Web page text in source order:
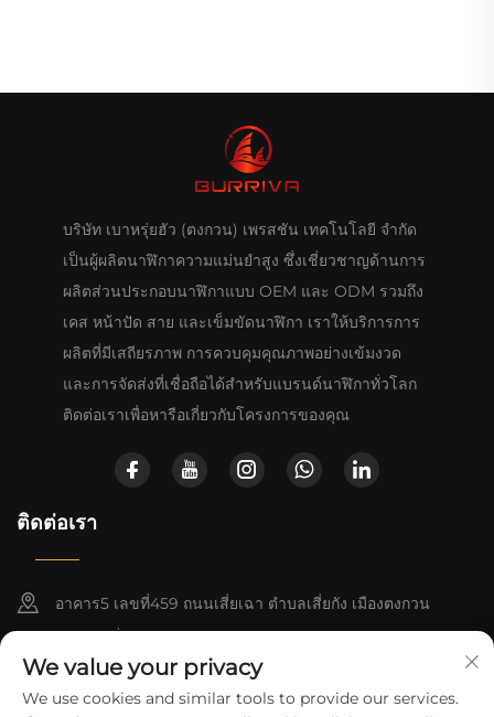
บริษัท เบาหรุ่ยฮัว (ตงกวน) เพรสชัน เทคโนโลยี จำกัด
เป็นผู้ผลิตนาฬิกาความแม่นยำสูง ซึ่งเชี่ยวชาญด้านการ
ผลิตส่วนประกอบนาฬิกาแบบ OEM และ ODM รวมถึง
เคส หน้าปัด สาย และเข็มขัดนาฬิกา เราให้บริการการ
ผลิตที่มีเสถียรภาพ การควบคุมคุณภาพอย่างเข้มงวด
และการจัดส่งที่เชื่อถือได้สำหรับแบรนด์นาฬิกาทั่วโลก
ติดต่อเราเพื่อหารือเกี่ยวกับโครงการของคุณ
ติดต่อเรา
อาคาร5 เลขที่459 ถนนเสี่ยเฉา ตำบลเสี่ยกัง เมืองตงกวน
มณฑลกว่างตง
+852-8402 6198
We value your privacy
We use cookies and similar tools to provide our services.